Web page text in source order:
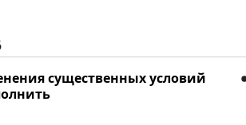
существенных условий